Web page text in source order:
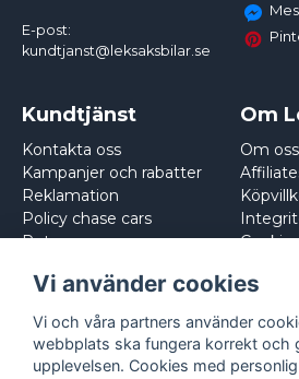
E-post:
kundtjanst@leksaksbilar.se
Kundtjänst
Kontakta oss
Kampanjer och rabatter
Reklamation
Policy chase cars
Returnera
Om
Om oss
Cookies
Vi använder cookies
Vi och våra partners använder
webbplats ska fungera korrekt och
upplevelsen. Cookies med